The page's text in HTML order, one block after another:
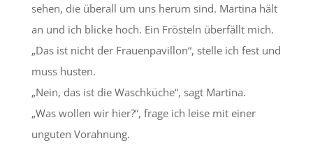
sehen, die überall um uns herum sind. Martina hält
an und ich blicke hoch. Ein Frösteln überfällt mich.
„Das ist nicht der Frauenpavillon“, stelle ich fest und
muss husten.
„Nein, das ist die Waschküche“, sagt Martina.
„Was wollen wir hier?“, frage ich leise mit einer
unguten Vorahnung.